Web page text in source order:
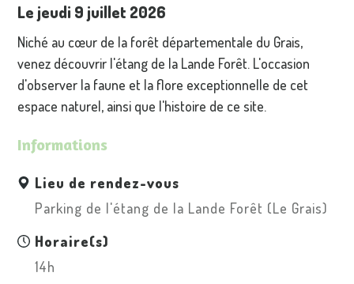
Le jeudi 9 juillet 2026
Niché au cœur de la forêt départementale du Grais,
venez découvrir l'étang de la Lande Forêt. L'occasion
d'observer la faune et la flore exceptionnelle de cet
espace naturel, ainsi que l'histoire de ce site.
Informations
Lieu de rendez-vous
Parking de l'étang de la Lande Forêt (Le Grais)
Horaire(s)
14h